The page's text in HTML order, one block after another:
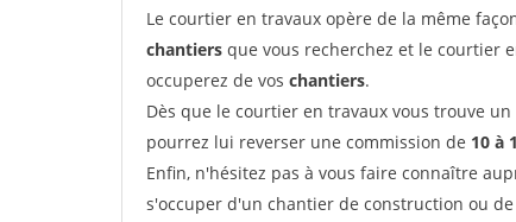
Le courtier en travaux opère de la même
chantiers que vous recherchez et le courtier
occuperez de vos chantiers.
Dès que le courtier en travaux vous trouve
pourrez lui reverser une commission de 10 à
Enfin, n'hésitez pas à vous faire connaître
s'occuper d'un chantier de construction ou